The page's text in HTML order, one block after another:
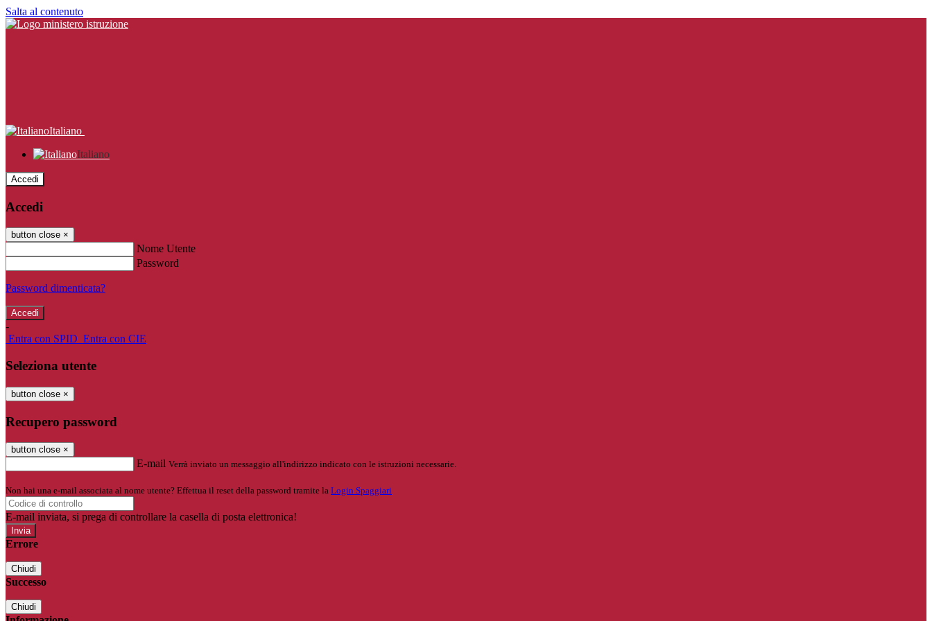
Salta al contenuto
Italiano
Italiano
Accedi
Accedi
button close ×
Nome Utente
Password
Password dimenticata?
-
Entra con SPID Entra con CIE
Seleziona utente
button close ×
Recupero password
button close ×
E-mail Verrà inviato un messaggio all'indirizzo indicato con le istruzioni necessarie.
Non hai una e-mail associata al nome utente? Effettua il reset della password tramite la Login Spaggiari
E-mail inviata, si prega di controllare la casella di posta elettronica!
Errore
Chiudi
Successo
Chiudi